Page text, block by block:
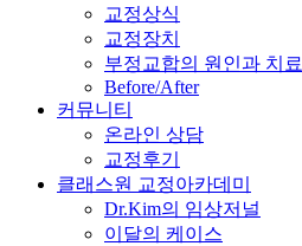
교정상식
교정장치
부정교합의 원인과 치료
Before/After
커뮤니티
온라인 상담
교정후기
클래스원 교정아카데미
Dr.Kim의 임상저널
이달의 케이스